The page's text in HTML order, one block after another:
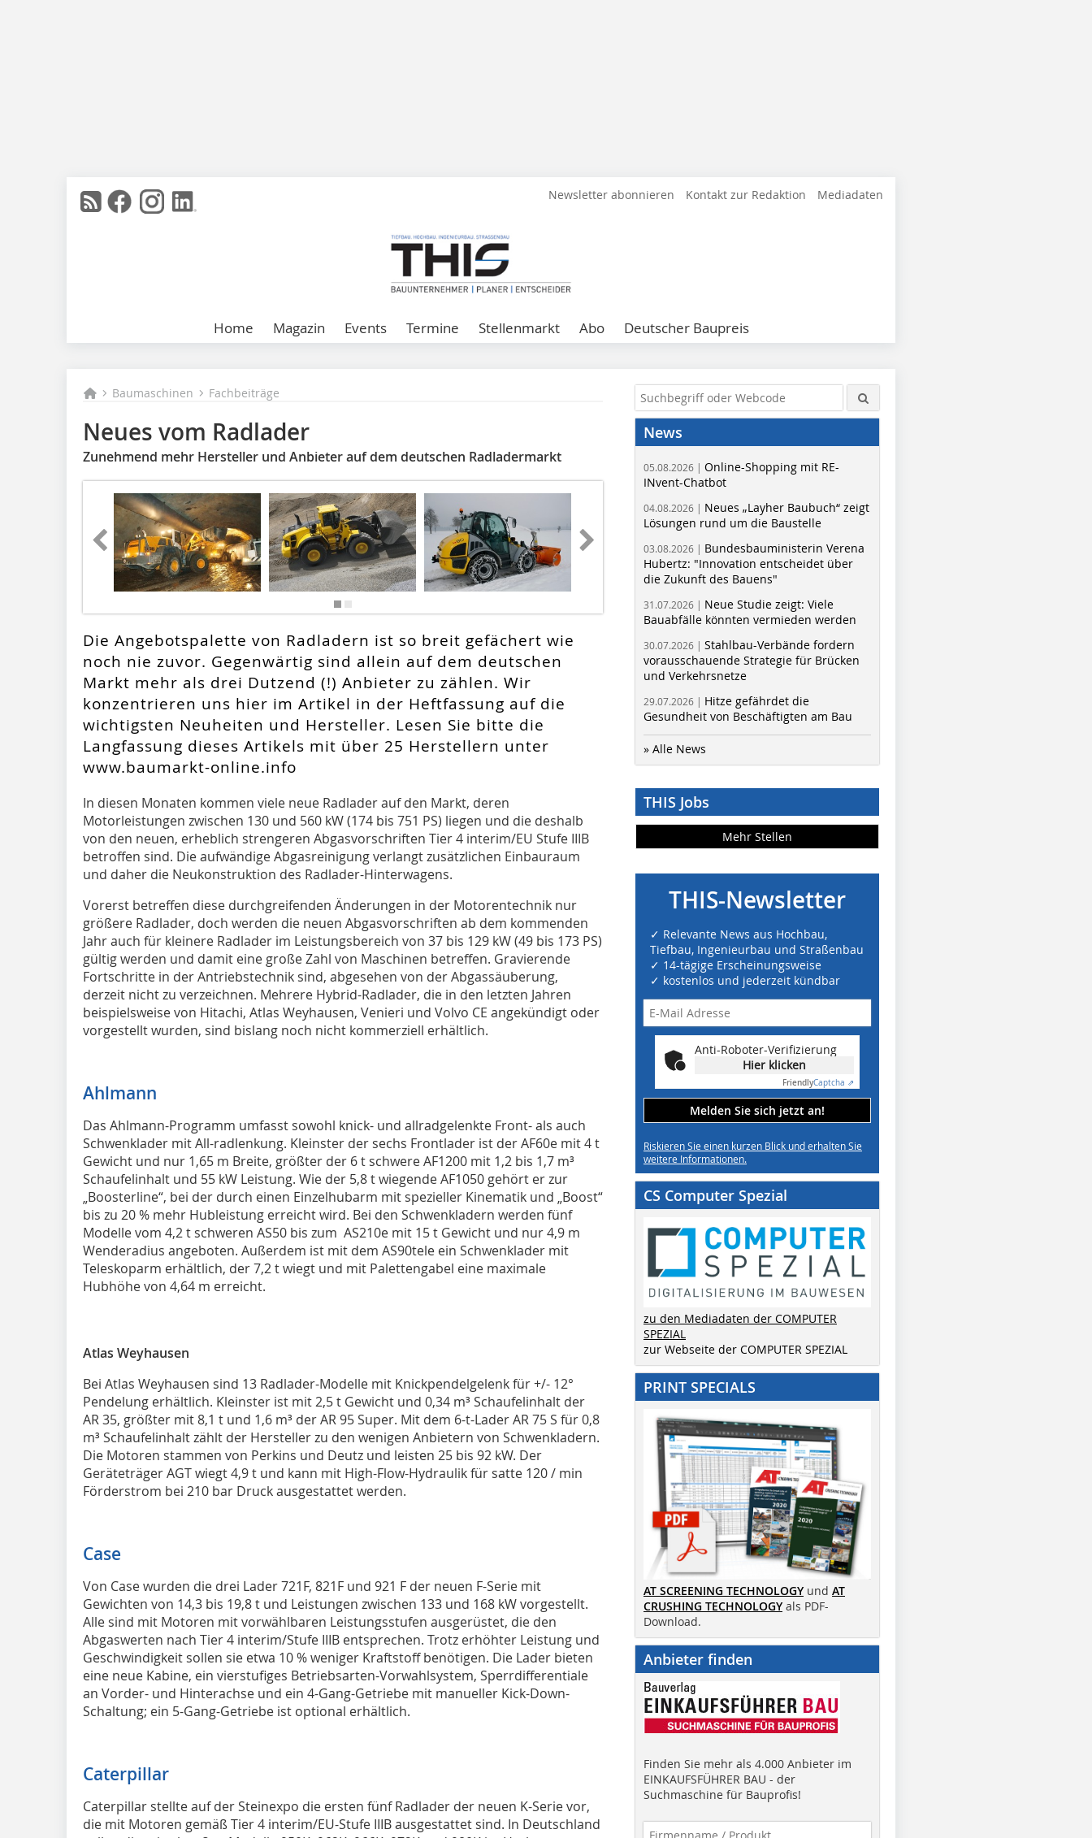
Newsletter abonnieren Kontakt zur Redaktion Mediadaten
Home Magazin Events Termine Stellenmarkt Abo Deutscher Baupreis
Baumaschinen Fachbeiträge
Neues vom Radlader
Zunehmend mehr Hersteller und Anbieter auf dem deutschen Radladermarkt
Die Angebotspalette von Radladern ist so breit gefächert wie
noch nie zuvor. Gegenwärtig sind allein auf dem deutschen
Markt mehr als drei Dutzend (!) Anbieter zu zählen. Wir
konzentrieren uns hier im Artikel in der Heftfassung auf die
wichtigsten Neuheiten und Hersteller. Lesen Sie bitte die
Langfassung dieses Artikels mit über 25 Herstellern unter
www.baumarkt-online.info
In diesen Monaten kommen viele neue Radlader auf den Markt, deren
Motorleistungen zwischen 130 und 560 kW (174 bis 751 PS) liegen und die deshalb
von den neuen, erheblich strengeren Abgasvorschriften Tier 4 interim/EU Stufe IIIB
betroffen sind. Die aufwändige Abgasreinigung verlangt zusätzlichen Einbauraum
und daher die Neukonstruktion des Radlader-Hinterwagens.
Vorerst betreffen diese durchgreifenden Änderungen in der Motorentechnik nur
größere Radlader, doch werden die neuen Abgasvorschriften ab dem kommenden
Jahr auch für kleinere Radlader im Leistungsbereich von 37 bis 129 kW (49 bis 173 PS)
gültig werden und damit eine große Zahl von Maschinen betreffen. Gravierende
Fortschritte in der Antriebstechnik sind, abgesehen von der Abgassäuberung,
derzeit nicht zu verzeichnen. Mehrere Hybrid-Radlader, die in den letzten Jahren
beispielsweise von Hitachi, Atlas Weyhausen, Venieri und Volvo CE angekündigt oder
vorgestellt wurden, sind bislang noch nicht kommerziell erhältlich.
Ahlmann
Das Ahlmann-Programm umfasst sowohl knick- und allradgelenkte Front- als auch
Schwenklader mit All-radlenkung. Kleinster der sechs Frontlader ist der AF60e mit 4 t
Gewicht und nur 1,65 m Breite, größter der 6 t schwere AF1200 mit 1,2 bis 1,7 m³
Schaufelinhalt und 55 kW Leistung. Wie der 5,8 t wiegende AF1050 gehört er zur
„Boosterline“, bei der durch einen Einzelhubarm mit spezieller Kinematik und „Boost“
bis zu 20 % mehr Hubleistung erreicht wird. Bei den Schwenkladern werden fünf
Modelle vom 4,2 t schweren AS50 bis zum AS210e mit 15 t Gewicht und nur 4,9 m
Wenderadius angeboten. Außerdem ist mit dem AS90tele ein Schwenklader mit
Teleskoparm erhältlich, der 7,2 t wiegt und mit Palettengabel eine maximale
Hubhöhe von 4,64 m erreicht.
Atlas Weyhausen
Bei Atlas Weyhausen sind 13 Radlader-Modelle mit Knickpendelgelenk für +/- 12°
Pendelung erhältlich. Kleinster ist mit 2,5 t Gewicht und 0,34 m³ Schaufelinhalt der
AR 35, größter mit 8,1 t und 1,6 m³ der AR 95 Super. Mit dem 6-t-Lader AR 75 S für 0,8
m³ Schaufelinhalt zählt der Hersteller zu den wenigen Anbietern von Schwenkladern.
Die Motoren stammen von Perkins und Deutz und leisten 25 bis 92 kW. Der
Geräteträger AGT wiegt 4,9 t und kann mit High-Flow-Hydraulik für satte 120 / min
Förderstrom bei 210 bar Druck ausgestattet werden.
Case
Von Case wurden die drei Lader 721F, 821F und 921 F der neuen F-Serie mit
Gewichten von 14,3 bis 19,8 t und Leistungen zwischen 133 und 168 kW vorgestellt.
Alle sind mit Motoren mit vorwählbaren Leistungsstufen ausgerüstet, die den
Abgaswerten nach Tier 4 interim/Stufe IIIB entsprechen. Trotz erhöhter Leistung und
Geschwindigkeit sollen sie etwa 10 % weniger Kraftstoff benötigen. Die Lader bieten
eine neue Kabine, ein vierstufiges Betriebsarten-Vorwahlsystem, Sperrdifferentiale
an Vorder- und Hinterachse und ein 4-Gang-Getriebe mit manueller Kick-Down-
Schaltung; ein 5-Gang-Getriebe ist optional erhältlich.
Caterpillar
Caterpillar stellte auf der Steinexpo die ersten fünf Radlader der neuen K-Serie vor,
die mit Motoren gemäß Tier 4 interim/EU-Stufe IIIB ausgestattet sind. In Deutschland
News
05.08.2026 | Online-Shopping mit RE-
INvent-Chatbot
04.08.2026 | Neues „Layher Baubuch“ zeigt
Lösungen rund um die Baustelle
03.08.2026 | Bundesbauministerin Verena
Hubertz: "Innovation entscheidet über
die Zukunft des Bauens"
31.07.2026 | Neue Studie zeigt: Viele
Bauabfälle könnten vermieden werden
30.07.2026 | Stahlbau-Verbände fordern
vorausschauende Strategie für Brücken
und Verkehrsnetze
29.07.2026 | Hitze gefährdet die
Gesundheit von Beschäftigten am Bau
» Alle News
THIS Jobs
Mehr Stellen
THIS-Newsletter
✓ Relevante News aus Hochbau,
Tiefbau, Ingenieurbau und Straßenbau
✓ 14-tägige Erscheinungsweise
✓ kostenlos und jederzeit kündbar
Anti-Roboter-Verifizierung
Hier klicken
FriendlyCaptcha ⇗
Melden Sie sich jetzt an!
Riskieren Sie einen kurzen Blick und erhalten Sie
weitere Informationen.
CS Computer Spezial
zu den Mediadaten der COMPUTER
SPEZIAL
zur Webseite der COMPUTER SPEZIAL
PRINT SPECIALS
AT SCREENING TECHNOLOGY und AT
CRUSHING TECHNOLOGY als PDF-
Download.
Anbieter finden
Finden Sie mehr als 4.000 Anbieter im
EINKAUFSFÜHRER BAU - der
Suchmaschine für Bauprofis!